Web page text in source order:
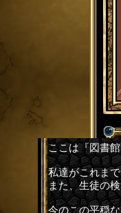
ここは『図書館
私達がこれまで
また、生徒の検
今のこの平穏な